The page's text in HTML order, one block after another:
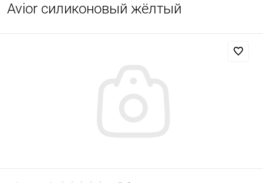
Avior силиконовый жёлтый
выбранный способом